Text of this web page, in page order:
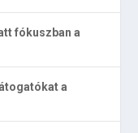
fókuszban a
a